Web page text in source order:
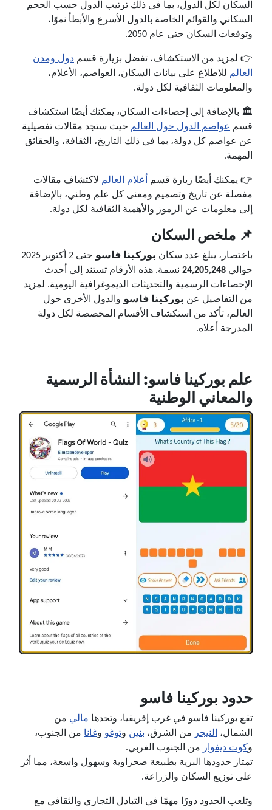
السكان لكل الدول، بما في ذلك ترتيب الدول حسب الحجم
السكاني والقوائم الخاصة بالدول الأسرع والأبطأ نموًا،
وتوقعات السكان حتى عام 2050.
👉 لمزيد من الاستكشاف، تفضل بزيارة قسم دول ومدن
العالم للاطلاع على بيانات السكان، العواصم، الأعلام،
والمعلومات الثقافية لكل دولة.
🏛️ بالإضافة إلى إحصاءات السكان، يمكنك أيضًا استكشاف
قسم عواصم الدول حول العالم حيث ستجد مقالات تفصيلية
عن عواصم كل دولة، بما في ذلك التاريخ، الثقافة، والحقائق
المهمة.
👉 يمكنك أيضًا زيارة قسم أعلام العالم لاكتشاف مقالات
مفصلة عن تاريخ وتصميم ومعنى كل علم وطني، بالإضافة
إلى معلومات عن الرموز والأهمية الثقافية لكل دولة.
📌 ملخص السكان
باختصار، يبلغ عدد سكان بوركينا فاسو
حتى 2 أكتوبر 2025
حوالي 24,205,248 نسمة. هذه الأرقام تستند إلى أحدث
الإحصاءات الرسمية والتحديثات الديموغرافية اليومية. لمزيد
من التفاصيل عن بوركينا فاسو والدول الأخرى حول
العالم، تأكد من استكشاف الأقسام المخصصة لكل دولة
المدرجة أعلاه.
علم بوركينا فاسو: النشأة الرسمية
والمعاني الوطنية
حدود بوركينا فاسو
تقع بوركينا فاسو في غرب إفريقيا، وتحدها مالي من
الشمال،
النيجر من الشرق، بنين وتوغو وغانا من الجنوب،
وكوت ديفوار
من الجنوب الغربي.
تمتاز حدودها البرية بطبيعة صحراوية وسهول واسعة، مما أثر
على توزيع السكان والزراعة.
وتلعب الحدود دورًا مهمًا في التبادل التجاري والثقافي مع